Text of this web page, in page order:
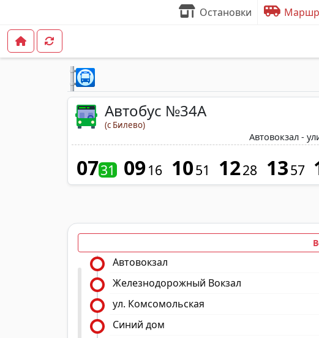
Остановки
Автобус №34A
(с Билево)
Автовокзал -
0731 0916 1051 1228 1357
Автовокзал
Железнодорожный Вокзал
ул. Комсомольская
Синий дом